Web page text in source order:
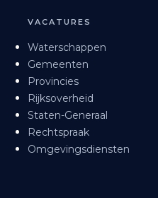
VACATURES
Waterschappen
Gemeenten
Provincies
Rijksoverheid
Staten-Generaal
Rechtspraak
Omgevingsdiensten